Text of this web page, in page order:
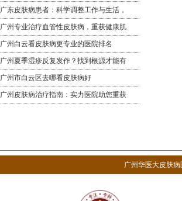
广东皮肤病患者：科学调整工作与生活，
广州专业治疗血管性皮肤病，重获健康肌
广州白云看皮肤病更专业的医院排名
广州夏季湿疹反复发作？找到根源才能有
广州市白云区去哪看皮肤病好
广州皮肤病治疗指南：实力医院助您重获
广州华医大皮肤病